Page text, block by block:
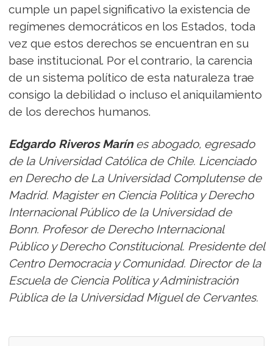
cumple un papel significativo la existencia de
regímenes democráticos en los Estados, toda
vez que estos derechos se encuentran en su
base institucional. Por el contrario, la carencia
de un sistema político de esta naturaleza trae
consigo la debilidad o incluso el aniquilamiento
de los derechos humanos.
Edgardo Riveros Marínes abogado, egresado
de la Universidad Católica de Chile. Licenciado
en Derecho de La Universidad Complutense de
Madrid. Magister en Ciencia Política y Derecho
Internacional Público de la Universidad de
Bonn. Profesor de Derecho Internacional
Público y Derecho Constitucional. Presidente del
Centro Democracia y Comunidad. Director de la
Escuela de Ciencia Política y Administración
Pública de la Universidad Miguel de Cervantes.